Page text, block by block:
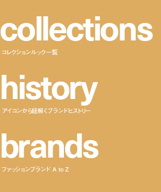
collections
コレクションルック一覧
history
アイコンから紐解くブランドヒストリー
brands
ファッションブランド A to Z